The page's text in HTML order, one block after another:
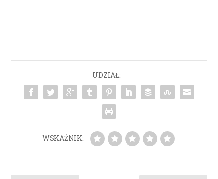
UDZIAŁ:
WSKAŹNIK: